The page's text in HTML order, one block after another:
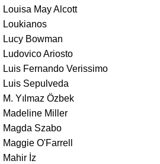
Louisa May Alcott
Loukianos
Lucy Bowman
Ludovico Ariosto
Luis Fernando Verissimo
Luis Sepulveda
M. Yılmaz Özbek
Madeline Miller
Magda Szabo
Maggie O'Farrell
Mahir İz